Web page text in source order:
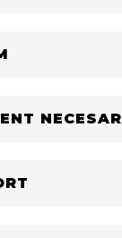
NECESAR